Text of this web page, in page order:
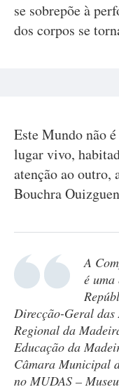
se sobrepõe à
dos corpos se
Este Mundo não
lugar vivo,
atenção ao outro,
Bouchra Ouizguen
A
é
Direcção-Geral das
Regional da
Educação da
Câmara Municipal
no MUDAS –